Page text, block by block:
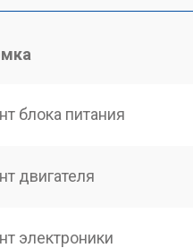
блока питания
двигателя
электроники